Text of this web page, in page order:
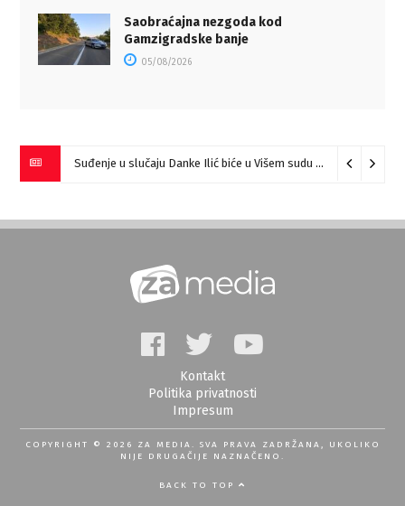
Saobraćajna nezgoda kod
Gamzigradske banje
05/08/2026
Suđenje u slučaju Danke Ilić biće u Višem sudu u Negotinu?
Kontakt
Politika privatnosti
Impresum
COPYRIGHT © 2026 ZA MEDIA. SVA PRAVA ZADRŽANA, UKOLIKO
NIJE DRUGAČIJE NAZNAČENO.
BACK TO TOP